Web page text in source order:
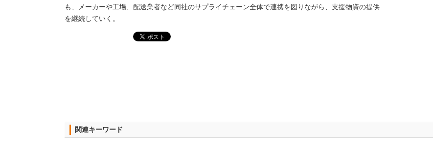
も、メーカーや工場、配送業者など同社のサプライチェーン全体で連携を図りながら、支援物資の提供
を継続していく。
関連キーワード